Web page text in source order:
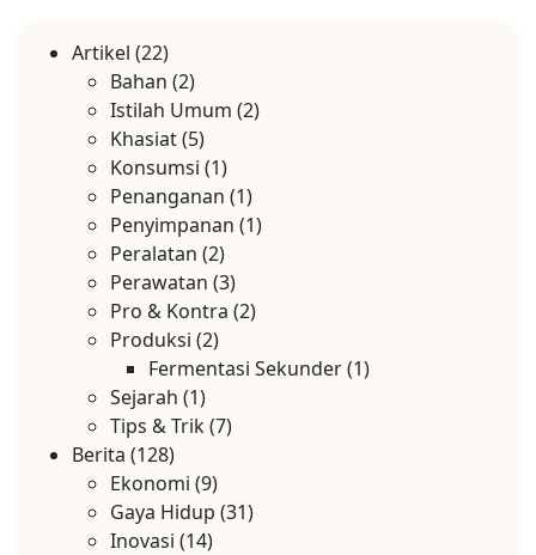
Artikel (22)
Bahan (2)
Istilah Umum (2)
Khasiat(5)
Konsumsi (1)
Penanganan (1)
Penyimpanan (1)
Peralatan (2)
Perawatan (3)
Pro & Kontra (2)
Produksi (2)
Fermentasi Sekunder(1)
Sejarah (1)
Tips & Trik(7)
Berita (128)
Ekonomi (9)
Gaya Hidup (31)
Inovasi (14)